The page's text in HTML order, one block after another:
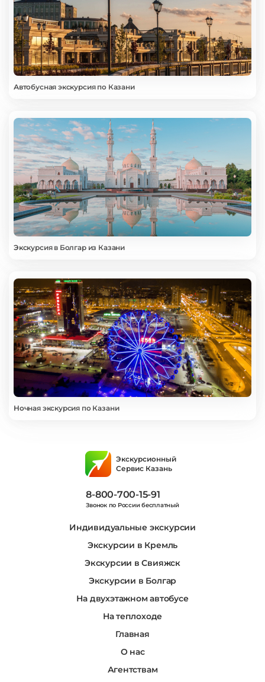
Автобусная экскурсия по Казани
Экскурсия в Болгар из Казани
Ночная экскурсия по Казани
Экскурсионный
Сервис Казань
8-800-700-15-91
Звонок по России бесплатный
Индивидуальные экскурсии
Экскурсии в Кремль
Экскурсии в Свияжск
Экскурсии в Болгар
На двухэтажном автобусе
На теплоходе
Главная
О нас
Агентствам